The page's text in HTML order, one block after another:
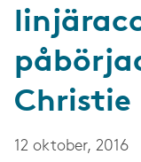
Christie
12 oktober, 2016